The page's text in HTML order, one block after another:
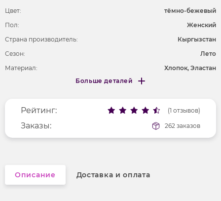
Цвет:
тёмно-бежевый
Пол:
Женский
Страна производитель:
Кыргызстан
Сезон:
Лето
Материал:
Хлопок, Эластан
Фактура материала
гладкий
Длина рукава
короткие
Вырез горловины
округлый
Больше деталей
Меньше деталей
Рейтинг: (1 отзывов)
Заказы: 262 заказов
Описание Доставка и оплата